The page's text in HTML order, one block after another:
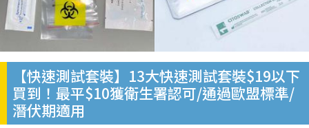
【快速測試套裝】13大快速測試套裝$19以下
買到！最平$10獲衛生署認可/通過歐盟標準/
潛伏期適用